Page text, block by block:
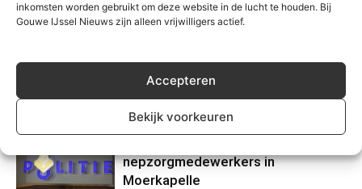
inkomsten worden gebruikt om deze website in de lucht te houden. Bij
Gouwe IJssel Nieuws zijn alleen vrijwilligers actief.
Accepteren
Bekijk voorkeuren
Gerelateerd
nepzorgmedewerkers in
Moerkapelle